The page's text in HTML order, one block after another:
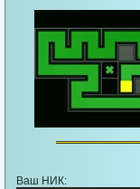
Ваш НИК: